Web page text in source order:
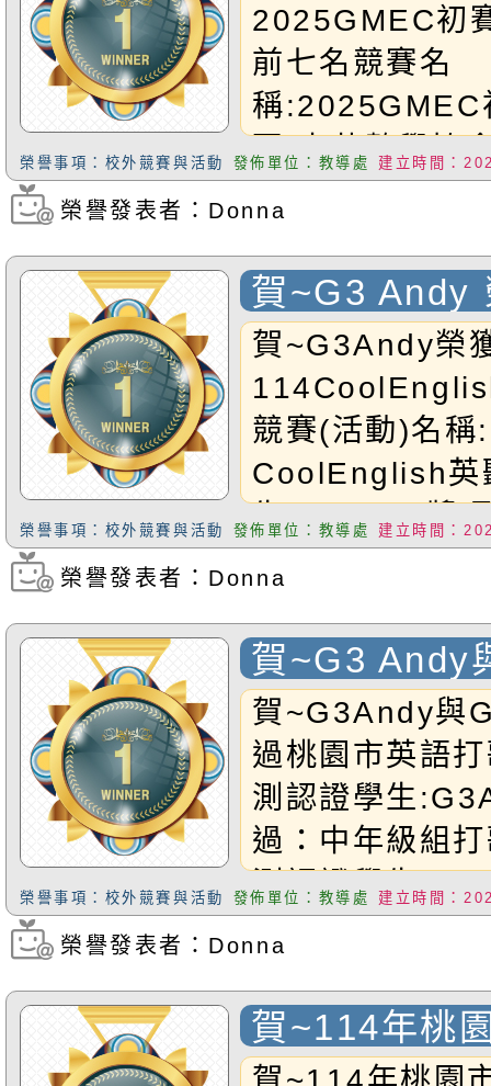
2025GMEC初
前七名競賽名
稱:2025GMEC
區/中華數學協
生:G3Herry成
區數學組銅獎
的表現，將代
8/15-8/
精英賽(香港總
Harry小朋友,
之光,也是福小
榮譽事項：校外競賽與活動 發佈單位：教導處 建立時間：
瀏覽次數：447
榮譽發表者：Donna
賀~G3 Andy
Cool English
賀~G3Andy榮
競賽(活動)名
CoolEnglish英
生:G3Andy獎
恭禧Andy同學!
榮譽事項：校外競賽與活動 發佈單位：教導處 建立時間：
瀏覽次數：253
榮譽發表者：Donna
賀~G3 Andy
Violet通過桃
打歌與閱讀
賀~G3Andy與
過桃園市英語
測認證學生
過：中年級組
測認證學生
過：高年級組
榮譽事項：校外競賽與活動 發佈單位：教導處 建立時間：
瀏覽次數：402
榮譽發表者：Donna
賀~114年桃
龍潭區游泳